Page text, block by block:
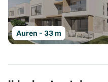
Auren - 33 m